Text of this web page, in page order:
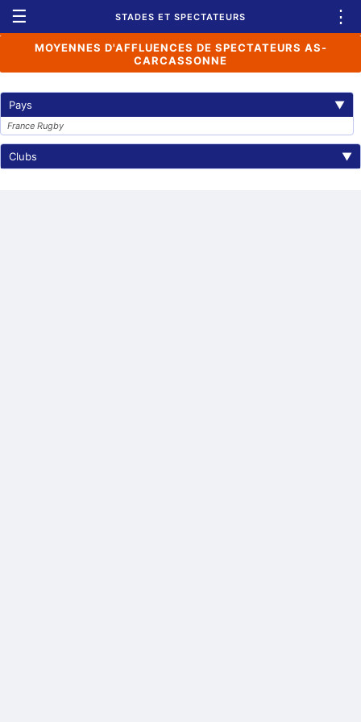
☰ STADES ET SPECTATEURS ⋮
MOYENNES D'AFFLUENCES DE SPECTATEURS AS-
CARCASSONNE
Pays ▼
France Rugby
Clubs ▼